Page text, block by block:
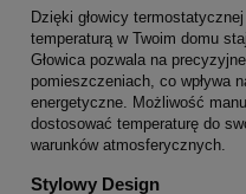
Dzięki głowicy
temperaturą w Twoim domu
Głowica pozwala na
pomieszczeniach, co wpływa
energetyczne. Możliwość
dostosować temperaturę do
warunków atmosferycznych.
Stylowy Design